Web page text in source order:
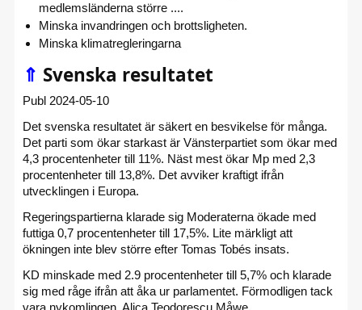
medlemsländerna större ....
Minska invandringen och brottsligheten.
Minska klimatregleringarna
⇑ Svenska resultatet
Publ 2024-05-10
Det svenska resultatet är säkert en besvikelse för många.
Det parti som ökar starkast är Vänsterpartiet som ökar med
4,3 procentenheter till 11%. Näst mest ökar Mp med 2,3
procentenheter till 13,8%. Det avviker kraftigt ifrån
utvecklingen i Europa.
Regeringspartierna klarade sig Moderaterna ökade med
futtiga 0,7 procentenheter till 17,5%. Lite märkligt att
ökningen inte blev större efter Tomas Tobés insats.
KD minskade med 2.9 procentenheter till 5,7% och klarade
sig med råge ifrån att åka ur parlamentet. Förmodligen tack
vara nykomlingen Alica Teodorescu Måwe.